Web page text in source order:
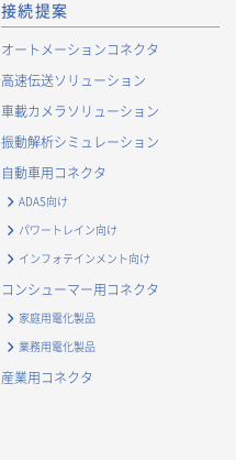
接続提案
オートメーションコネクタ
高速伝送ソリューション
車載カメラソリューション
振動解析シミュレーション
自動車用コネクタ
ADAS向け
パワートレイン向け
インフォテインメント向け
コンシューマー用コネクタ
家庭用電化製品
業務用電化製品
産業用コネクタ